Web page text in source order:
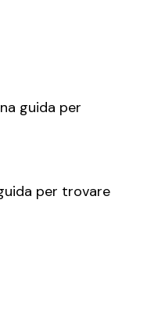
guida per
per trovare